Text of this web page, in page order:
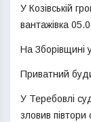
У Козівській
вантажівка
На Зборівщині
Приватний
У Теребовлі
зловив півтори